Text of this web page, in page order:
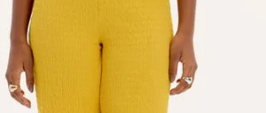
4º
calca
5
saia
6º
conjunto